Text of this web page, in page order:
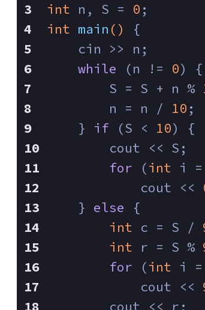
int n, S = 0 ;
int main ()
{
    cin >> n;
while (n != 0) {
        S = S + n %
        n = n /
10 ;
    }
if (S < 10) {
        cout << S;
for (int i =
            cout <<
    }
else {
int c = S /
int r = S %
for (int i =
            cout <<
        cout << r;